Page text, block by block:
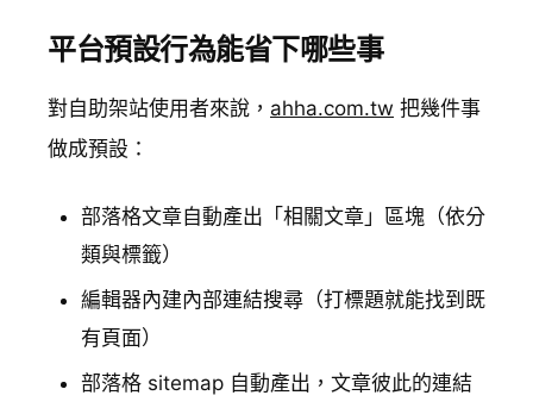
平台預設行為能省下哪些事
對自助架站使用者來說， ahha.com.tw 把幾件事
做成預設：
部落格文章自動產出「相關文章」區塊（依分
類與標籤）
編輯器內建內部連結搜尋（打標題就能找到既
有頁面）
部落格 sitemap 自動產出，文章彼此的連結